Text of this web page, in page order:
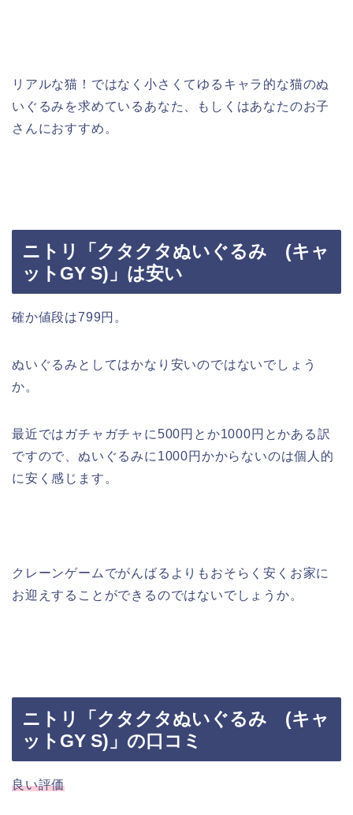
リアルな猫！ではなく小さくてゆるキャラ的な猫のぬ
いぐるみを求めているあなた、もしくはあなたのお子
さんにおすすめ。
ニトリ「クタクタぬいぐるみ (キャ
ットGY S)」は安い
確か値段は799円。
ぬいぐるみとしてはかなり安いのではないでしょう
か。
最近ではガチャガチャに500円とか1000円とかある訳
ですので、ぬいぐるみに1000円かからないのは個人的
に安く感じます。
クレーンゲームでがんばるよりもおそらく安くお家に
お迎えすることができるのではないでしょうか。
ニトリ「クタクタぬいぐるみ (キャ
ットGY S)」の口コミ
良い評価